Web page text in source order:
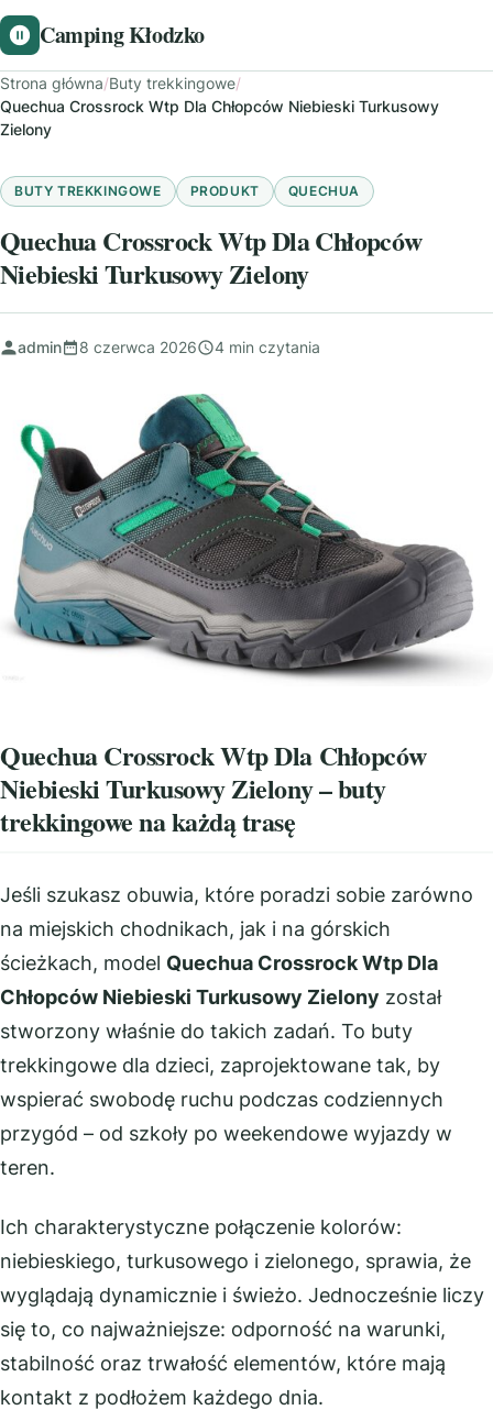
Camping Kłodzko
Strona główna/Buty trekkingowe/
Quechua Crossrock Wtp Dla Chłopców Niebieski Turkusowy
Zielony
BUTY TREKKINGOWE PRODUKT QUECHUA
Quechua Crossrock Wtp Dla Chłopców
Niebieski Turkusowy Zielony
admin 8 czerwca 2026 4 min czytania
Quechua Crossrock Wtp Dla Chłopców
Niebieski Turkusowy Zielony – buty
trekkingowe na każdą trasę
Jeśli szukasz obuwia, które poradzi sobie zarówno
na miejskich chodnikach, jak i na górskich
ścieżkach, model Quechua Crossrock Wtp Dla
Chłopców Niebieski Turkusowy Zielony został
stworzony właśnie do takich zadań. To buty
trekkingowe dla dzieci, zaprojektowane tak, by
wspierać swobodę ruchu podczas codziennych
przygód – od szkoły po weekendowe wyjazdy w
teren.
Ich charakterystyczne połączenie kolorów:
niebieskiego, turkusowego i zielonego, sprawia, że
wyglądają dynamicznie i świeżo. Jednocześnie liczy
się to, co najważniejsze: odporność na warunki,
stabilność oraz trwałość elementów, które mają
kontakt z podłożem każdego dnia.